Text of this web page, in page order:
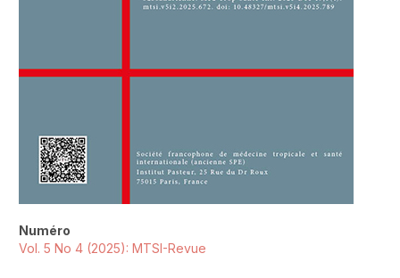
Numéro
Vol. 5 No 4 (2025): MTSI-Revue